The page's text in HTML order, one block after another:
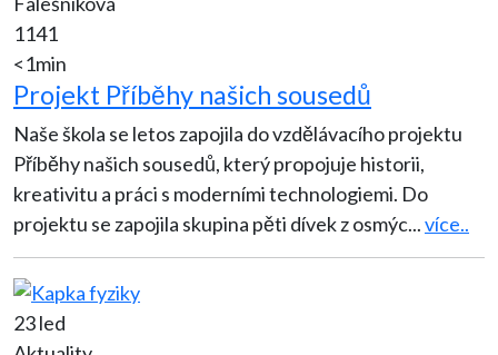
1141
<1min
Projekt Příběhy našich sousedů
Naše škola se letos zapojila do vzdělávacího projektu
Příběhy našich sousedů, který propojuje historii,
kreativitu a práci s moderními technologiemi. Do
projektu se zapojila skupina pěti dívek z osmýc...více..
23 led